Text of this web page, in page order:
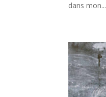
dans mon...